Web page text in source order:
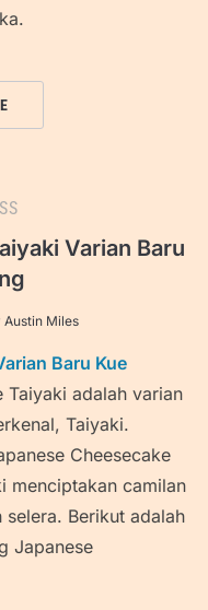
Varian Baru
Austin Miles
Baru Kue
Taiyaki adalah varian
Taiyaki.
Cheesecake
menciptakan camilan
Berikut adalah
Japanese